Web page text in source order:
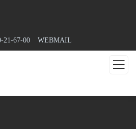
21-67-00 WEBMAIL